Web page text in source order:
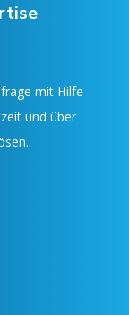
mit Hilfe
und über